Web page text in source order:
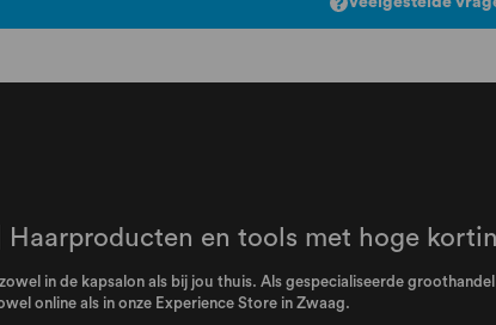
Haarproducten en tools met hoge
in de kapsalon als bij jou thuis. Als gespecialiseerde
online als in onze Experience Store in Zwaag.